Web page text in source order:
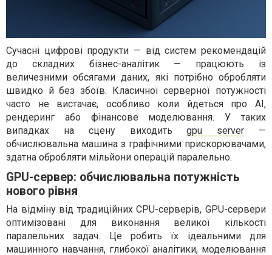
Сучасні цифрові продукти — від систем рекомендацій
до складних бізнес-аналітик — працюють із
величезними обсягами даних, які потрібно обробляти
швидко й без збоїв. Класичної серверної потужності
часто не вистачає, особливо коли йдеться про AI,
рендеринг або фінансове моделювання. У таких
випадках на сцену виходитьgpu server —
обчислювальна машина з графічними прискорювачами,
здатна обробляти мільйони операцій паралельно.
GPU-сервер: обчислювальна потужність
нового рівня
На відміну від традиційних CPU-серверів, GPU-сервери
оптимізовані для виконання великої кількості
паралельних задач. Це робить їх ідеальними для
машинного навчання, глибокої аналітики, моделювання